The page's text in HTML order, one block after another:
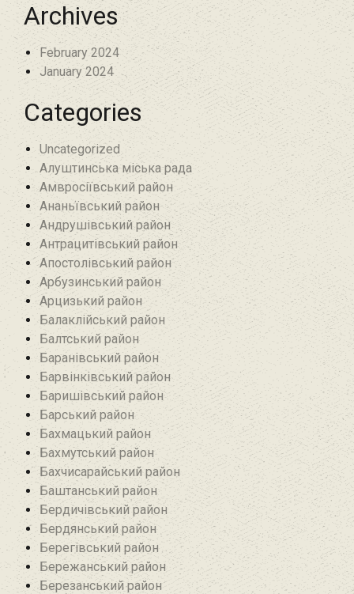
Archives
February 2024
January 2024
Categories
Uncategorized
Алуштинська міська рада
Амвросіївський район
Ананьївський район‎
Андрушівський район‎
Антрацитівський район‎
Апостолівський район
Арбузинський район‎
Арцизький район‎
Балаклійський район
Балтський район‎
Баранівський район‎
Барвінківський район
Баришівський район
Барський район
Бахмацький район
Бахмутський район
Бахчисарайський район
Баштанський район
Бердичівський район
Бердянський район
Берегівський район
Бережанський район‎
Березанський район‎